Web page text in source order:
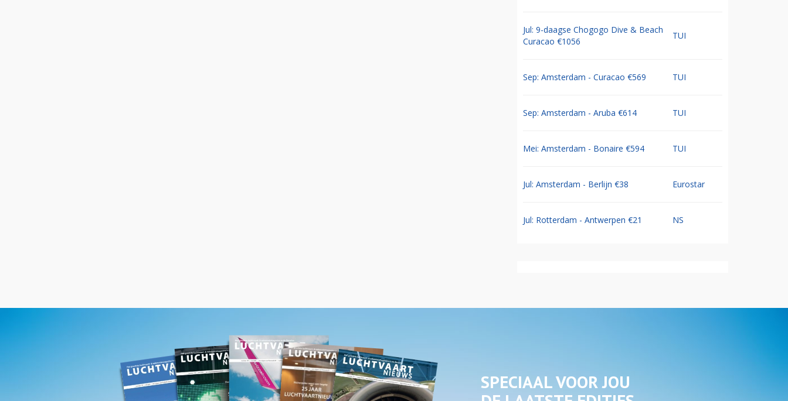
Jul: 9-daagse Chogogo Dive & Beach
Curacao €1056
TUI
Sep: Amsterdam - Curacao €569 TUI
Sep: Amsterdam - Aruba €614 TUI
Mei: Amsterdam - Bonaire €594 TUI
Jul: Amsterdam - Berlijn €38 Eurostar
Jul: Rotterdam - Antwerpen €21 NS
SPECIAAL VOOR JOU